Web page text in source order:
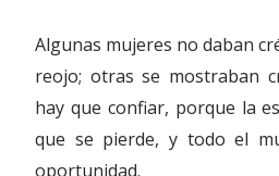
Algunas mujeres no daban
reojo; otras se mostraban
hay que confiar, porque la
que se pierde, y todo el
oportunidad.